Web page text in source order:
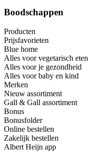
Boodschappen
Producten
Prijsfavorieten
Blue home
Alles voor vegetarisch eten
Alles voor je gezondheid
Alles voor baby en kind
Merken
Nieuw assortiment
Gall & Gall assortiment
Bonus
Bonusfolder
Online bestellen
Zakelijk bestellen
Albert Heijn app